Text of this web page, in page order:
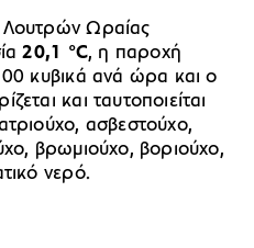
Ωραίας
20,1 °C, η παροχή
κυβικά ανά ώρα και ο
και ταυτοποιείται
ασβεστούχο,
βρωμιούχο, βοριούχο,
νερό.